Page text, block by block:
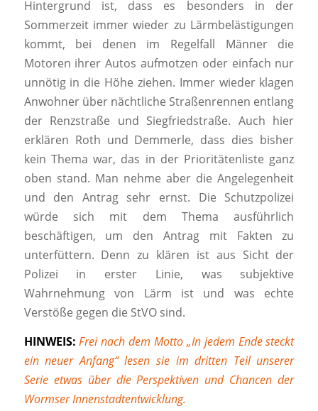
Hintergrund ist, dass es besonders in der
Sommerzeit immer wieder zu Lärmbelästigungen
kommt, bei denen im Regelfall Männer die
Motoren ihrer Autos aufmotzen oder einfach nur
unnötig in die Höhe ziehen. Immer wieder klagen
Anwohner über nächtliche Straßenrennen entlang
der Renzstraße und Siegfriedstraße. Auch hier
erklären Roth und Demmerle, dass dies bisher
kein Thema war, das in der Prioritätenliste ganz
oben stand. Man nehme aber die Angelegenheit
und den Antrag sehr ernst. Die Schutzpolizei
würde sich mit dem Thema ausführlich
beschäftigen, um den Antrag mit Fakten zu
unterfüttern. Denn zu klären ist aus Sicht der
Polizei in erster Linie, was subjektive
Wahrnehmung von Lärm ist und was echte
Verstöße gegen die StVO sind.
HINWEIS: Frei nach dem Motto „In jedem Ende steckt
ein neuer Anfang“ lesen sie im dritten Teil unserer
Serie etwas über die Perspektiven und Chancen der
Wormser Innenstadtentwicklung.